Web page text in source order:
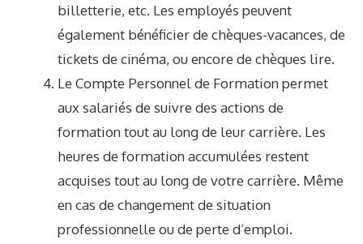
billetterie, etc. Les employés peuvent
également bénéficier de chèques-vacances, de
tickets de cinéma, ou encore de chèques lire.
Le Compte Personnel de Formation permet
aux salariés de suivre des actions de
formation tout au long de leur carrière. Les
heures de formation accumulées restent
acquises tout au long de votre carrière. Même
en cas de changement de situation
professionnelle ou de perte d’emploi.